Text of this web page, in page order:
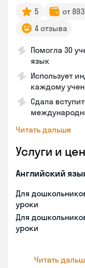
5 от
4 отзыва
Помогла 30
язык
Использует
каждому
Сдала
Читать дальше
Услуги и
Английский
Для
уроки
Для
уроки
Читать